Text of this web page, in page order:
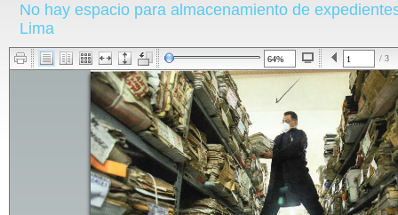
No hay espacio para almacenamiento de
Lima
/ 3